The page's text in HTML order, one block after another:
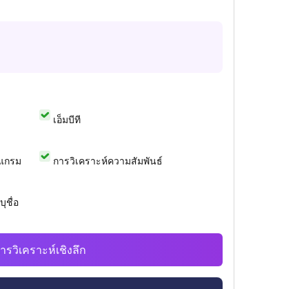
เอ็มบีที
กรม การวิเคราะห์ความสัมพันธ์
ชื่อ
วิเคราะห์เชิงลึก